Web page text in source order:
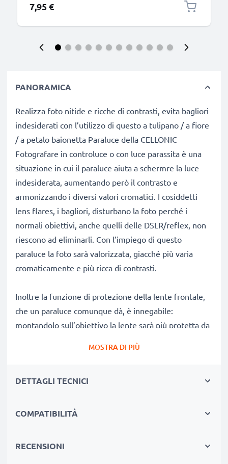
7,95 €
PANORAMICA
Realizza foto nitide e ricche di contrasti, evita bagliori
indesiderati con l’utilizzo di questo a tulipano / a fiore
/ a petalo baionetta Paraluce della CELLONIC
Fotografare in controluce o con luce parassita è una
situazione in cui il paraluce aiuta a schermre la luce
indesiderata, aumentando però il contrasto e
armonizzando i diversi valori cromatici. I cosiddetti
lens flares, i bagliori, disturbano la foto perché i
normali obiettivi, anche quelli delle DSLR/reflex, non
riescono ad eliminarli. Con l’impiego di questo
paraluce la foto sarà valorizzata, giacché più varia
cromaticamente e più ricca di contrasti.
Inoltre la funzione di protezione della lente frontale,
che un paraluce comunque dà, è innegabile:
montandolo sull’obiettivo la lente sarà più protetta da
fiore / a petalo baionetta Paraluce della CELLONIC?
fotocamera/DSLRs/Camcorders Canon
MOSTRA DI PIÙ
DETTAGLI TECNICI
COMPATIBILITÀ
RECENSIONI